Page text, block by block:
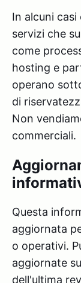
In alcuni
servizi che
come
hosting e
operano
di
Non
commerciali.
Questa
aggiornata
o operativi.
aggiornate
dell'ultima